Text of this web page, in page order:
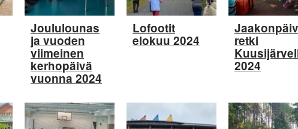
Joululounas
ja vuoden
viimeinen
kerhopäivä
vuonna 2024
Lofootit
elokuu 2024 retki
2024